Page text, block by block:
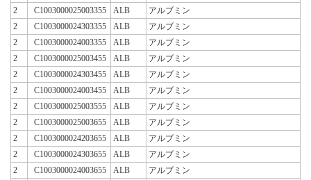
2
C1003000025003355 ALB
アルブミン
2
C1003000024303355 ALB
アルブミン
2
C1003000024003355 ALB
アルブミン
2
C1003000025003455 ALB
アルブミン
2
C1003000024303455 ALB
アルブミン
2
C1003000024003455 ALB
アルブミン
2
C1003000025003555 ALB
アルブミン
2
C1003000025003655 ALB
アルブミン
2
C1003000024203655 ALB
アルブミン
2
C1003000024303655 ALB
アルブミン
2
C1003000024003655 ALB
アルブミン